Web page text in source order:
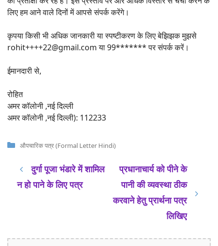
लिए हम आने वाले दिनों में आपसे संपर्क करेंगे।
कृपया किसी भी अधिक जानकारी या स्पष्टीकरण के लिए बेझिझक मुझसे
rohit++++22@gmail.com या 99******* पर संपर्क करें।
ईमानदारी से,
रोहित
अमर कॉलोनी ,नई दिल्ली
अमर कॉलोनी ,नई दिल्ली): 112233
Categories
औपचारिक पत्र (Formal Letter Hindi)
दुर्गा पूजा भंडारे में शामिल
न हो पाने के लिए पत्र
प्रधानाचार्य को पीने के
पानी की व्यवस्था ठीक
करवाने हेतु प्रार्थना पत्र
लिखिए